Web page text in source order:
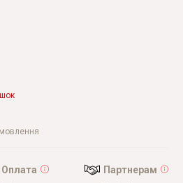
Оплата Партнерам